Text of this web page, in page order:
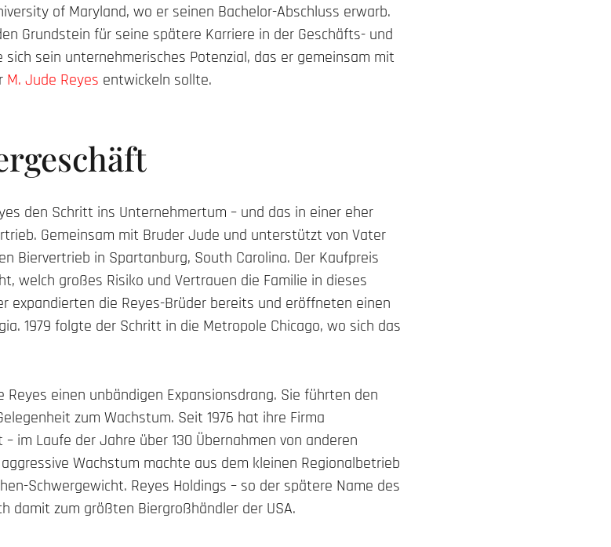
of Maryland, wo er seinen Bachelor-Abschluss erwarb.
Grundstein für seine spätere Karriere in der Geschäfts- und
sein unternehmerisches Potenzial, das er gemeinsam mit
M. Jude Reyes entwickeln sollte.
den Schritt ins Unternehmertum – und das in einer eher
Gemeinsam mit Bruder Jude und unterstützt von Vater
Biervertrieb in Spartanburg, South Carolina. Der Kaufpreis
welch großes Risiko und Vertrauen die Familie in dieses
expandierten die Reyes-Brüder bereits und eröffneten einen
1979 folgte der Schritt in die Metropole Chicago, wo sich das
einen unbändigen Expansionsdrang. Sie führten den
zum Wachstum. Seit 1976 hat ihre Firma
im Laufe der Jahre über 130 Übernahmen von anderen
Wachstum machte aus dem kleinen Regionalbetrieb
Schwergewicht. Reyes Holdings – so der spätere Name des
damit zum größten Biergroßhändler der USA.